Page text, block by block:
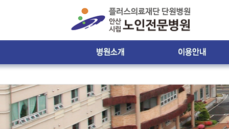
비젼 & 미션
병원 둘러보기
윤리강령
진료시간표
입ㆍ퇴원 안내
입원생활 안내